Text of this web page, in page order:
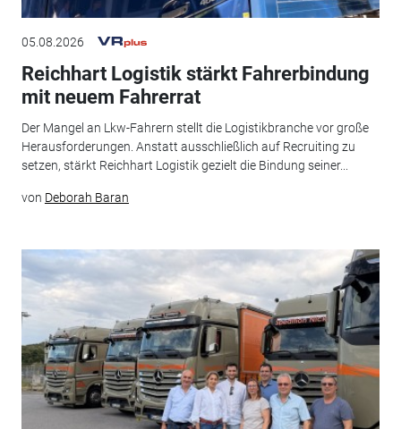
05.08.2026
Reichhart Logistik stärkt Fahrerbindung
mit neuem Fahrerrat
Der Mangel an Lkw-Fahrern stellt die Logistikbranche vor große
Herausforderungen. Anstatt ausschließlich auf Recruiting zu
setzen, stärkt Reichhart Logistik gezielt die Bindung seiner...
von Deborah Baran